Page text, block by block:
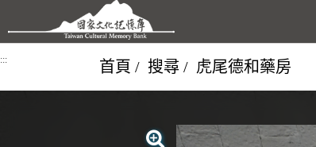
跳到主要內容區塊
::: 首頁 搜尋 虎尾德和藥房